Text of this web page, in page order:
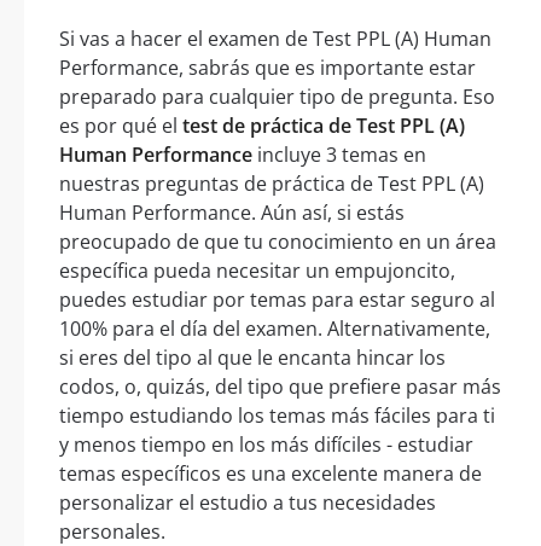
Si vas a hacer el examen de Test PPL (A) Human
Performance, sabrás que es importante estar
preparado para cualquier tipo de pregunta. Eso
es por qué el test de práctica de Test PPL (A)
Human Performance incluye 3 temas en
nuestras preguntas de práctica de Test PPL (A)
Human Performance. Aún así, si estás
preocupado de que tu conocimiento en un área
específica pueda necesitar un empujoncito,
puedes estudiar por temas para estar seguro al
100% para el día del examen. Alternativamente,
si eres del tipo al que le encanta hincar los
codos, o, quizás, del tipo que prefiere pasar más
tiempo estudiando los temas más fáciles para ti
y menos tiempo en los más difíciles - estudiar
temas específicos es una excelente manera de
personalizar el estudio a tus necesidades
personales.